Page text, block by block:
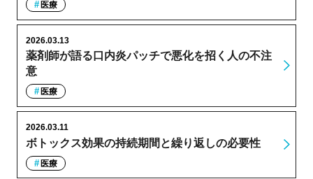
医療
薬剤師が語る口内炎パッチで悪化を招く人の不注
意
2026.03.13
医療
ボトックス効果の持続期間と繰り返しの必要性
2026.03.11
医療